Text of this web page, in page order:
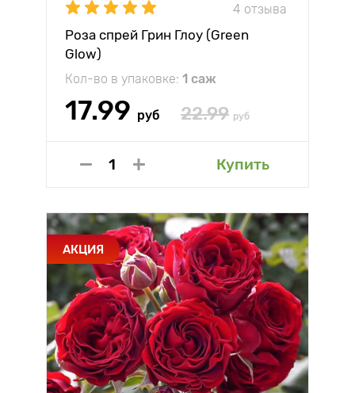
4 отзыва
Роза спрей Грин Глоу (Green
Glow)
Кол-во в упаковке: 1 саж
17.99 руб 22.99 руб
Купить
АКЦИЯ